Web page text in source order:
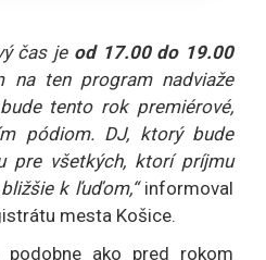
čas je od 17.00 do 19.00
na ten program nadviaže
tento rok premiérové,
pódiom. DJ, ktorý bude
pre všetkých, ktorí príjmu
k ľuďom,“informoval
mesta Košice.
podobne ako pred rokom